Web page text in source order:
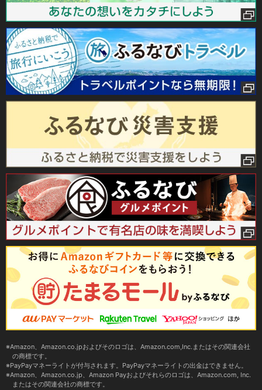
Amazon、Amazon.co.jpおよびそのロゴは、Amazon.com,Inc.またはその関連会社
の商標です。
PayPayマネーライトが付与されます。PayPayマネーライトの出金はできません。
Amazon、Amazon.co.jp、Amazon Payおよびそれらのロゴは、Amazon.com, Inc.
またはその関連会社の商標です。